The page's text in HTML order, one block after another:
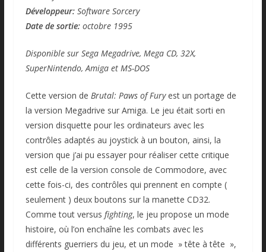
Développeur: Software Sorcery
Date de sortie: octobre 1995
Disponible sur Sega Megadrive, Mega CD, 32X,
SuperNintendo, Amiga et MS-DOS
Cette version de Brutal: Paws of Furyest un portage de
la version Megadrive sur Amiga. Le jeu était sorti en
version disquette pour les ordinateurs avec les
contrôles adaptés au joystick à un bouton, ainsi, la
version que j’ai pu essayer pour réaliser cette critique
est celle de la version console de Commodore, avec
cette fois-ci, des contrôles qui prennent en compte (
seulement ) deux boutons sur la manette CD32.
Comme tout versus fighting, le jeu propose un mode
histoire, où l’on enchaîne les combats avec les
différents guerriers du jeu, et un mode » tête à tête »,